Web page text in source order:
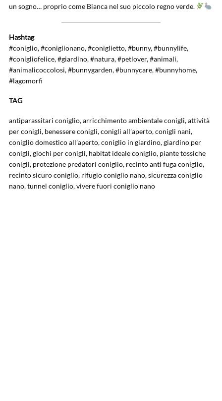
un sogno… proprio come Bianca nel suo piccolo regno verde.
Hashtag
#coniglio, #coniglionano, #coniglietto, #bunny, #bunnylife,
#conigliofelice, #giardino, #natura, #petlover, #animali,
#animalicoccolosi, #bunnygarden, #bunnycare, #bunnyhome,
#lagomorfi
TAG
antiparassitari coniglio, arricchimento ambientale conigli, attività
per conigli, benessere conigli, conigli all’aperto, conigli nani,
coniglio domestico all’aperto, coniglio in giardino, giardino per
conigli, giochi per conigli, habitat ideale coniglio, piante tossiche
conigli, protezione predatori coniglio, recinto anti fuga coniglio,
recinto sicuro coniglio, rifugio coniglio nano, sicurezza coniglio
nano, tunnel coniglio, vivere fuori coniglio nano